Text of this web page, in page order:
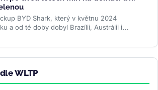
BYD Shark, který v květnu 2024
a od té doby dobyl Brazílii, Austrálii i
WLTP